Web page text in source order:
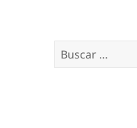
Buscar: